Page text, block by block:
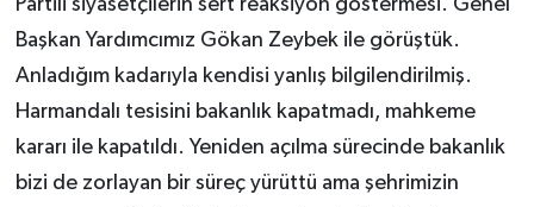
Partili siyasetçilerin sert reaksiyon göstermesi. Genel
Başkan Yardımcımız Gökan Zeybek ile görüştük.
Anladığım kadarıyla kendisi yanlış bilgilendirilmiş.
Harmandalı tesisini bakanlık kapatmadı, mahkeme
kararı ile kapatıldı. Yeniden açılma sürecinde bakanlık
bizi de zorlayan bir süreç yürüttü ama şehrimizin